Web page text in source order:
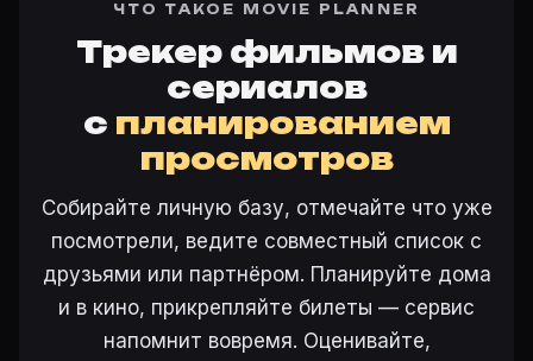
ЧТО ТАКОЕ MOVIE PLANNER
Трекер фильмов и
сериалов
с планированием
просмотров
Собирайте личную базу, отмечайте что уже
посмотрели, ведите совместный список с
друзьями или партнёром. Планируйте дома
и в кино, прикрепляйте билеты — сервис
напомнит вовремя. Оценивайте,